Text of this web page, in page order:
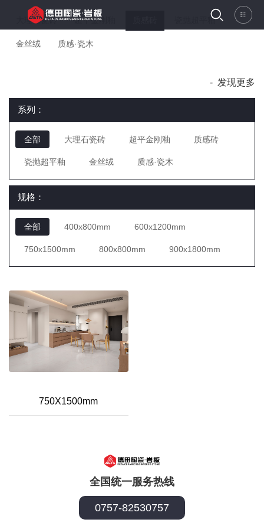
大理石瓷砖 超平金刚釉 瓷抛超平釉
金丝绒 质感·瓷木
- 发现更多
系列：
全部 大理石瓷砖 超平金刚釉 质感砖
瓷抛超平釉 金丝绒 质感·瓷木
规格：
全部 400x800mm 600x1200mm
750x1500mm 800x800mm 900x1800mm
750X1500mm
全国统一服务热线
0757-82530757